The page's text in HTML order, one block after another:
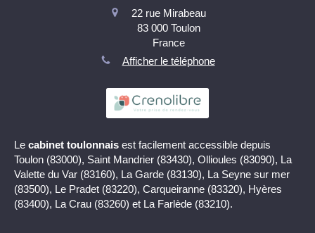
22 rue Mirabeau
83 000 Toulon
France
Afficher le téléphone
Le cabinet toulonnais est facilement accessible depuis
Toulon (83000), Saint Mandrier (83430), Ollioules (83090), La
Valette du Var (83160), La Garde (83130), La Seyne sur mer
(83500), Le Pradet (83220), Carqueiranne (83320), Hyères
(83400), La Crau (83260) et La Farlède (83210).